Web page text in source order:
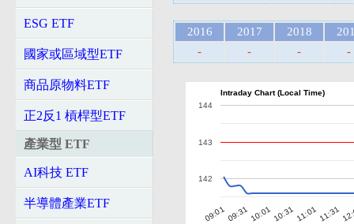
ESG ETF
國家或區域型ETF
商品原物料ETF
正2反1 槓桿型ETF
產業型 ETF
AI科技 ETF
半導體產業ETF
2016 2017 2018
-
- - -
Intraday Chart (Local Time)
09:0109:3110:0110:3111:0111:31
142
143
144